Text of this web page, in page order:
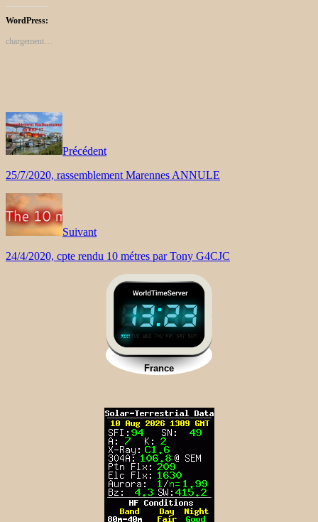
WordPress:
chargement…
Précédent
25/7/2020, rassemblement Marennes ANNULE
Suivant
24/4/2020, cpte rendu 10 métres par Tony G4CJC